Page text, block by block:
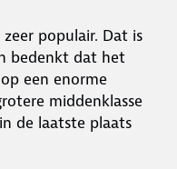
zeer populair. Dat is
bedenkt dat het
een enorme
middenklasse
de laatste plaats